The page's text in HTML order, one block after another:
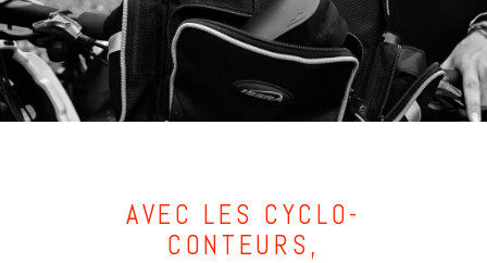
AVEC LES CYCLO-
CONTEURS,